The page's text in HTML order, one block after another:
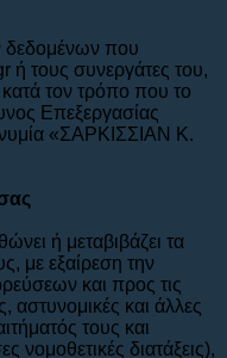
δεδομένων που
ή τους συνεργάτες του,
κατά τον τρόπο που το
Επεξεργασίας
«ΣΑΡΚΙΣΣΙΑΝ Κ.
ή μεταβιβάζει τα
με εξαίρεση την
και προς τις
αστυνομικές και άλλες
τους και
νομοθετικές διατάξεις),